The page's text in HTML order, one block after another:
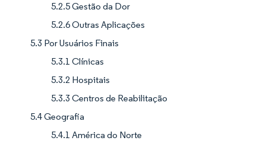
5.2.5 Gestão da Dor
5.2.6 Outras Aplicações
5.3 Por Usuários Finais
5.3.1 Clínicas
5.3.2 Hospitais
5.3.3 Centros de Reabilitação
5.4 Geografia
5.4.1 América do Norte